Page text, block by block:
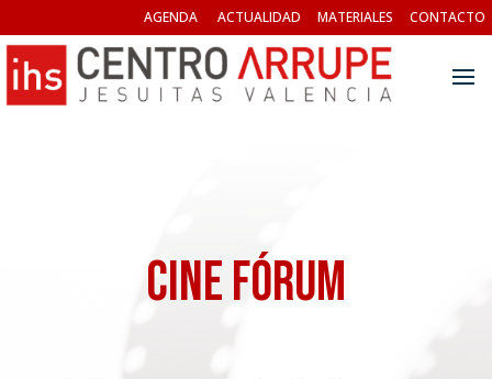
AGENDA ACTUALIDAD MATERIALES CONTACTO
Cine Fórum